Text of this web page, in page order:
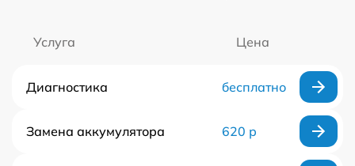
Услуга Цена
Диагностика бесплатно
Замена аккумулятора 620 р